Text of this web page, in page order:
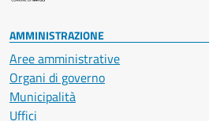
AMMINISTRAZIONE
Aree amministrative
Organi di governo
Municipalità
Uffici